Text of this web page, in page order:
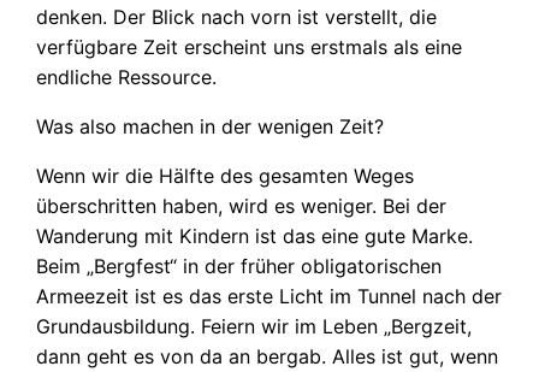
denken. Der Blick nach vorn ist verstellt, die
verfügbare Zeit erscheint uns erstmals als eine
endliche Ressource.
Was also machen in der wenigen Zeit?
Wenn wir die Hälfte des gesamten Weges
überschritten haben, wird es weniger. Bei der
Wanderung mit Kindern ist das eine gute Marke.
Beim „Bergfest“ in der früher obligatorischen
Armeezeit ist es das erste Licht im Tunnel nach der
Grundausbildung. Feiern wir im Leben „Bergzeit,
dann geht es von da an bergab. Alles ist gut, wenn